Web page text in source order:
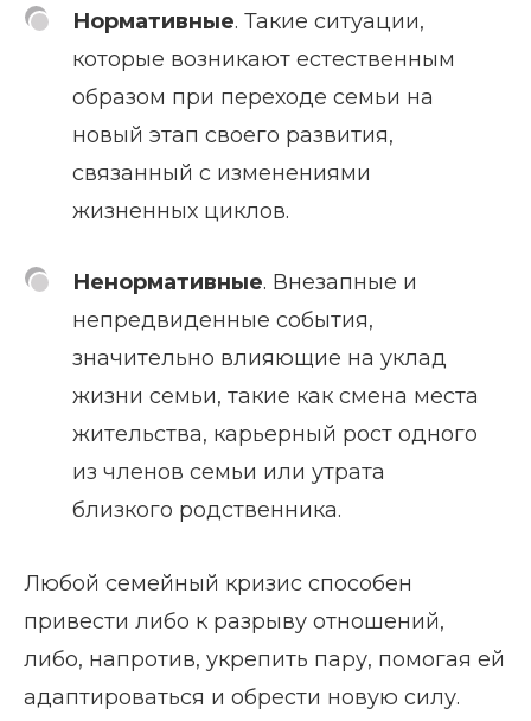
Нормативные. Такие ситуации,
которые возникают естественным
образом при переходе семьи на
новый этап своего развития,
связанный с изменениями
жизненных циклов.
Ненормативные. Внезапные и
непредвиденные события,
значительно влияющие на уклад
жизни семьи, такие как смена места
жительства, карьерный рост одного
из членов семьи или утрата
близкого родственника.
Любой семейный кризис способен
привести либо к разрыву отношений,
либо, напротив, укрепить пару, помогая ей
адаптироваться и обрести новую силу.